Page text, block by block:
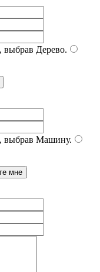
выбрав Дерево.
выбрав Машину.